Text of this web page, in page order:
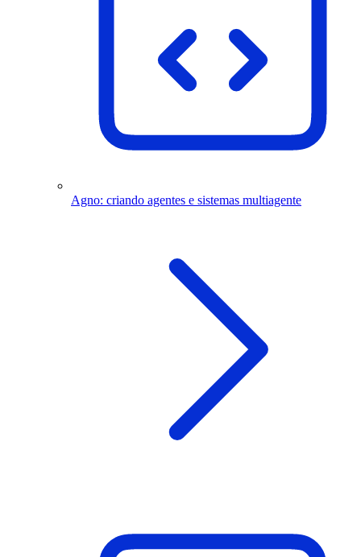
Agno: criando agentes e sistemas multiagente